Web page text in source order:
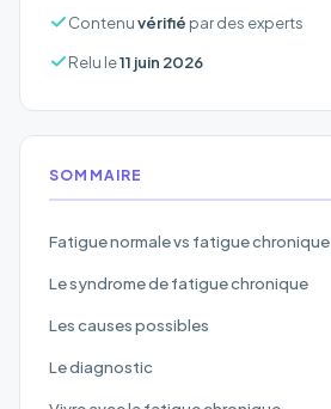
Contenuvérifié par des experts
Relu le11 juin 2026
SOMMAIRE
Fatigue normale vs fatigue chronique
Le syndrome de fatigue chronique
Les causes possibles
Le diagnostic